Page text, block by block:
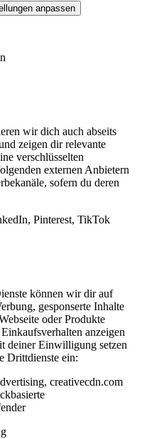
anpassen
wir dich auch abseits
zeigen dir relevante
verschlüsselten
externen Anbietern
sofern du deren
Pinterest, TikTok
können wir dir auf
gesponserte Inhalte
oder Produkte
anzeigen
deiner Einwilligung setzen
Drittdienste ein:
creativecdn.com